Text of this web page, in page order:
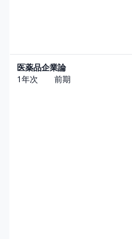
医薬品企業論
1年次 前期